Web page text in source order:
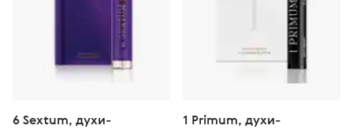
6 Sextum, духи-
1 Primum, духи-